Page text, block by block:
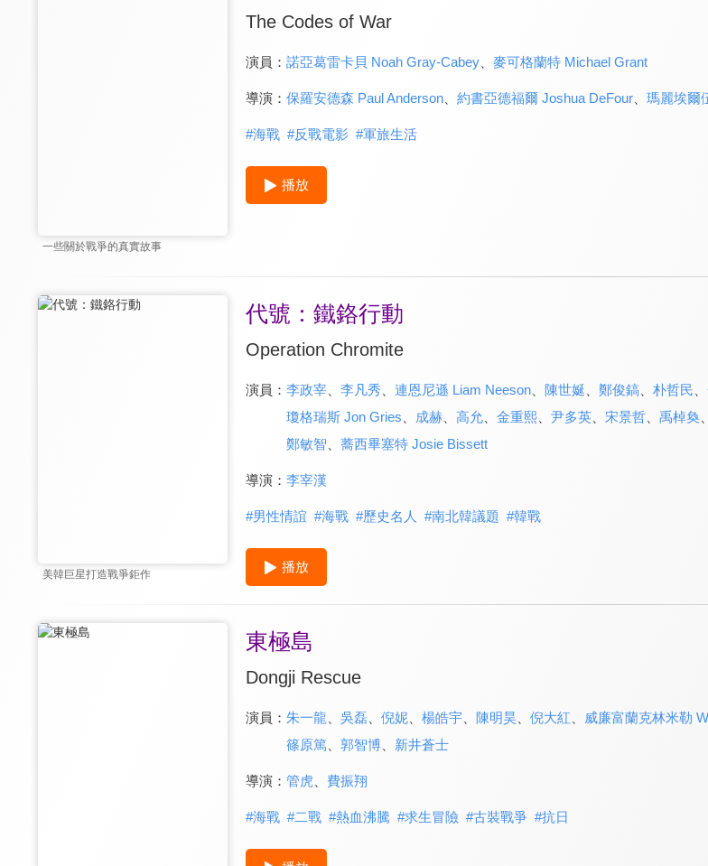
一些關於戰爭的真實故事
The Codes of War
演員： 諾亞葛雷卡貝 Noah Gray-Cabey、 麥可格蘭特 Michael Grant
導演： 保羅安德森 Paul Anderson、 約書亞德福爾 Joshua DeFour、 瑪麗埃爾
#海戰 #反戰電影 #軍旅生活
播放
美韓巨星打造戰爭鉅作
代號：鐵鉻行動
Operation Chromite
演員： 李政宰、 李凡秀 連恩尼遜 Liam Neeson、 陳世娫 鄭俊鎬、 朴哲民
瓊格瑞斯 Jon Gries
成赫、 高允、 金重熙、 尹多英、 宋景哲、 禹棹奐、
鄭敏智
蕎西畢塞特 Josie Bissett
導演： 李宰漢
#男性情誼 #海戰 #歷史名人 #南北韓議題 #韓戰
播放
東極島
Dongji Rescue
演員： 朱一龍 吳磊、 倪妮、 楊皓宇、 陳明昊、 倪大紅 威廉富蘭克林米勒
篠原篤
郭智博、 新井蒼士
導演： 管虎、 費振翔
#海戰 #二戰 #熱血沸騰 #求生冒險 #古裝戰爭 #抗日